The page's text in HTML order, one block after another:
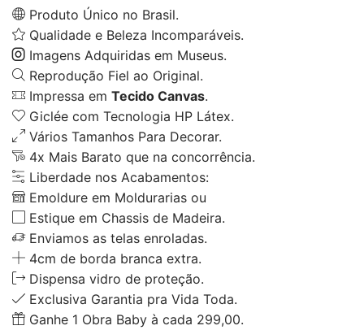
Produto Único no Brasil.
Qualidade e Beleza Incomparáveis.
Imagens Adquiridas em Museus.
Reprodução Fiel ao Original.
Impressa em Tecido Canvas.
Giclée com Tecnologia HP Látex.
Vários Tamanhos Para Decorar.
4x Mais Barato que na concorrência.
Liberdade nos Acabamentos:
Emoldure em Moldurarias ou
Estique em Chassis de Madeira.
Enviamos as telas enroladas.
4cm de borda branca extra.
Dispensa vidro de proteção.
Exclusiva Garantia pra Vida Toda.
Ganhe 1 Obra Baby à cada 299,00.